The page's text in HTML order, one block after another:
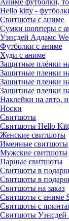
Аниме футболки,
Hello kitty -
Свитшоты с аниме
Сумки шопперы с
Уэнсдей Аддамс
Футболки с аниме
Худи с аниме
Защитные плёнки
Защитные пленки
Защитные пленки
Защитные пленки
Наклейки на авто,
Носки
Свитшоты
Cвитшоты Hello
Женские свитшоты
Именные свитшоты
Мужские свитшоты
Парные свитшоты
Свитшоты в
Свитшоты в
Свитшоты на заказ
Свитшоты с аниме
Свитшоты с
Свитшоты Уэнсдей